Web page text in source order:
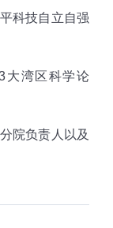
科技自立自强
湾区科学论
院负责人以及